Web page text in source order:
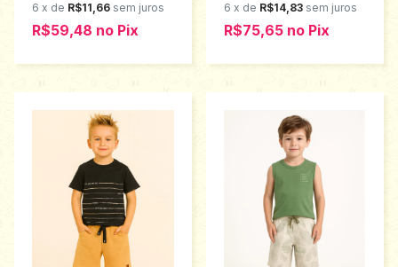
6 x de R$11,66 sem juros
R$59,48 no Pix
6 x de R$14,83 sem juros
R$75,65 no Pix